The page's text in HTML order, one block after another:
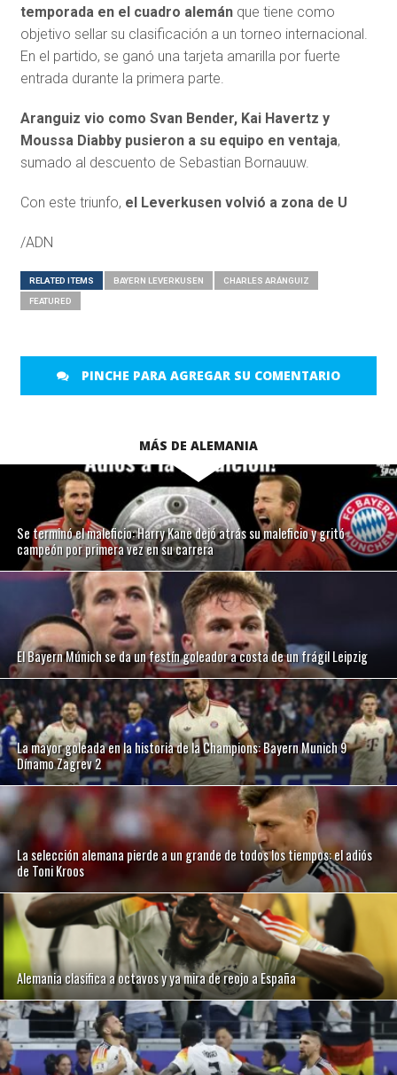
temporada en el cuadro alemánque tiene como
objetivo sellar su clasificación a un torneo internacional.
En el partido, se ganó una tarjeta amarilla por fuerte
entrada durante la primera parte.
Aranguiz vio como Svan Bender, Kai Havertz y
Moussa Diabby pusieron a su equipo en ventaja,
sumado al descuento de Sebastian Bornauuw.
Con este triunfo, el Leverkusen volvió a zona de U
/ADN
RELATED ITEMS BAYERN LEVERKUSEN CHARLES ARÁNGUIZ
FEATURED
PINCHE PARA AGREGAR SU COMENTARIO
MÁS DE ALEMANIA
Se terminó el maleficio: Harry Kane dejó atrás su maleficio y gritó
campeón por primera vez en su carrera
El Bayern Múnich se da un festín goleador a costa de un frágil Leipzig
La mayor goleada en la historia de la Champions: Bayern Munich 9
Dínamo Zagrev 2
La selección alemana pierde a un grande de todos los tiempos: el adiós
de Toni Kroos
Alemania clasifica a octavos y ya mira de reojo a España